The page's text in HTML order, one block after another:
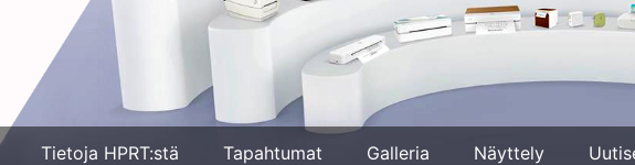
Tietoja HPRT:stä Tapahtumat Galleria Näyttely